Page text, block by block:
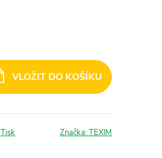
VLOŽIT DO KOŠÍKU
Tisk Značka:TEXIM